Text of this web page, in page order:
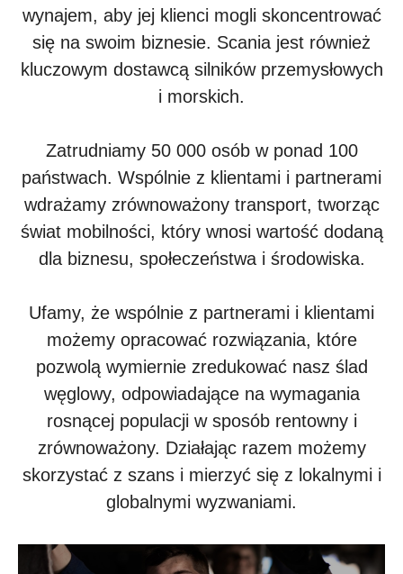
wynajem, aby jej klienci mogli skoncentrować
się na swoim biznesie. Scania jest również
kluczowym dostawcą silników przemysłowych
i morskich.
Zatrudniamy 50 000 osób w ponad 100
państwach. Wspólnie z klientami i partnerami
wdrażamy zrównoważony transport, tworząc
świat mobilności, który wnosi wartość dodaną
dla biznesu, społeczeństwa i środowiska.
Ufamy, że wspólnie z partnerami i klientami
możemy opracować rozwiązania, które
pozwolą wymiernie zredukować nasz ślad
węglowy, odpowiadające na wymagania
rosnącej populacji w sposób rentowny i
zrównoważony. Działając razem możemy
skorzystać z szans i mierzyć się z lokalnymi i
globalnymi wyzwaniami.